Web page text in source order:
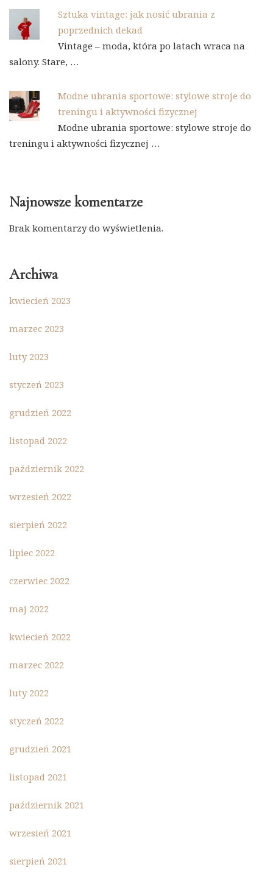
Sztuka vintage: jak nosić ubrania z
poprzednich dekad
Vintage – moda, która po latach wraca na
salony. Stare, …
Modne ubrania sportowe: stylowe stroje do
treningu i aktywności fizycznej
Modne ubrania sportowe: stylowe stroje do
treningu i aktywności fizycznej …
Najnowsze komentarze
Brak komentarzy do wyświetlenia.
Archiwa
kwiecień 2023
marzec 2023
luty 2023
styczeń 2023
grudzień 2022
listopad 2022
październik 2022
wrzesień 2022
sierpień 2022
lipiec 2022
czerwiec 2022
maj 2022
kwiecień 2022
marzec 2022
luty 2022
styczeń 2022
grudzień 2021
listopad 2021
październik 2021
wrzesień 2021
sierpień 2021